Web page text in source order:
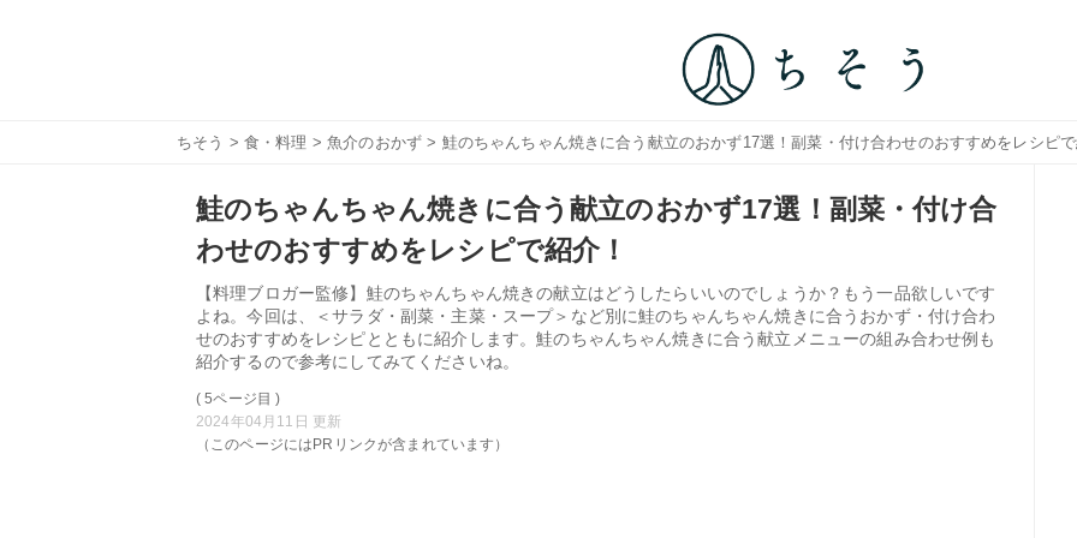
ちそう > 食・料理 >魚介のおかず > 鮭のちゃんちゃん焼きに合う献立のおかず17選！副菜・付け合わせのおすすめをレシピ
鮭のちゃんちゃん焼きに合う献立のおかず17選！副菜・付け合
わせのおすすめをレシピで紹介！
【料理ブロガー監修】鮭のちゃんちゃん焼きの献立はどうしたらいいのでしょうか？もう一品欲しいです
よね。今回は、＜サラダ・副菜・主菜・スープ＞など別に鮭のちゃんちゃん焼きに合うおかず・付け合わ
せのおすすめをレシピとともに紹介します。鮭のちゃんちゃん焼きに合う献立メニューの組み合わせ例も
紹介するので参考にしてみてくださいね。
( 5ページ目 )
2024年04月11日 更新
（このページにはPRリンクが含まれています）